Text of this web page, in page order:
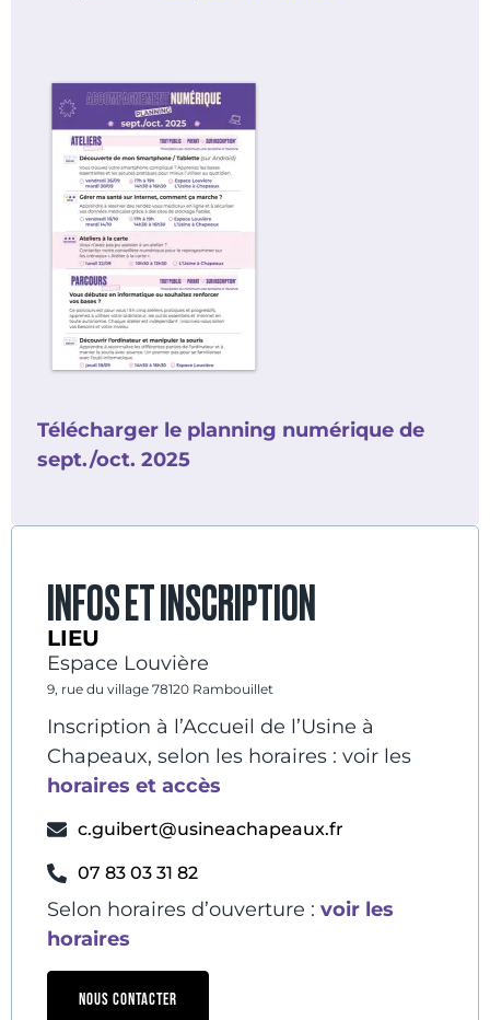
Télécharger le planning numérique de
sept./oct. 2025
INFOS ET INSCRIPTION
LIEU
Espace Louvière
9, rue du village 78120 Rambouillet
Inscription à l’Accueil de l’Usine à
Chapeaux, selon les horaires : voir les
horaires et accès
c.guibert@usineachapeaux.fr
07 83 03 31 82
Selon horaires d’ouverture : voir les
horaires
NOUS CONTACTER